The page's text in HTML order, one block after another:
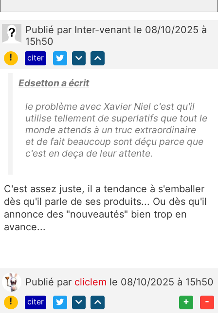
Publié par Inter-venant le 08/10/2025 à
15h50
!
citer
Edsetton a écrit
le problème avec Xavier Niel c'est qu'il
utilise tellement de superlatifs que tout le
monde attends à un truc extraordinaire
et de fait beaucoup sont déçu parce que
c'est en deça de leur attente.
C'est assez juste, il a tendance à s'emballer
dès qu'il parle de ses produits... Ou dès qu'il
annonce des "nouveautés" bien trop en
avance...
Publié par cliclem le 08/10/2025 à 15h50
!
citer + -